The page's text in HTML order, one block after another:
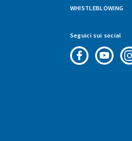
WHISTLEBLOWING
Seguici sui social